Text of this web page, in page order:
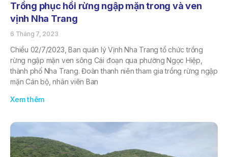
Trồng phục hồi rừng ngập mặn trong và ven
vịnh Nha Trang
6 Tháng 7, 2023
Chiều 02/7/2023, Ban quản lý Vịnh Nha Trang tổ chức trồng
rừng ngập mặn ven sông Cái đoạn qua phường Ngọc Hiệp,
thành phố Nha Trang. Đoàn thanh niên tham gia trồng rừng ngập
mặn Cán bộ, nhân viên Ban
Xem thêm